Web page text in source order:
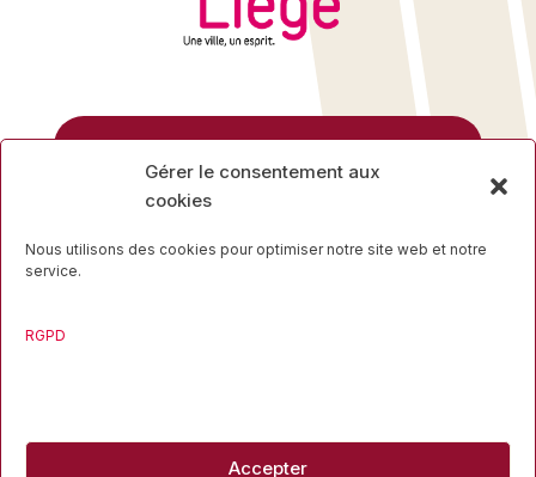
Gérer le consentement aux
cookies
Nous utilisons des cookies pour optimiser notre site web et notre
service.
RGPD
Accepter
4000 Liège
04 223 16 34